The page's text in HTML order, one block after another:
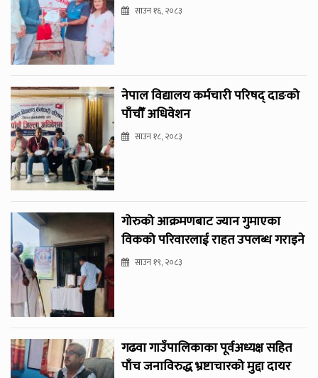
साउन १६, २०८३
नेपाल विद्यालय कर्मचारी परिषद् दाङको
पाँचौँ अधिवेशन
साउन १८, २०८३
गोरुको आक्रमणबाट ज्यान गुमाएका
विकको परिवारलाई राहत उपलब्ध गराइने
साउन १९, २०८३
गढवा गाउँपालिकाका पूर्वअध्यक्ष सहित
पाँच जनाविरुद्ध भ्रष्टाचारको मुद्दा दायर